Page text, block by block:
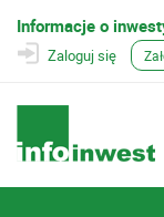
Informacje o
Zaloguj się